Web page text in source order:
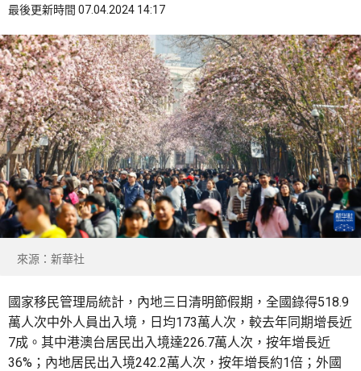
最後更新時間 07.04.2024 14:17
來源：新華社
國家移民管理局統計，內地三日清明節假期，全國錄得518.9
萬人次中外人員出入境，日均173萬人次，較去年同期增長近
7成。其中港澳台居民出入境達226.7萬人次，按年增長近
36%；內地居民出入境242.2萬人次，按年增長約1倍；外國